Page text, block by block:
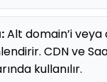
Alt domain’i veya
CDN ve
kullanılır.